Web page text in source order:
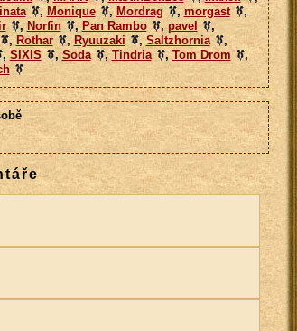
, Monique , Mordrag , morgast
,
, Norfin , Pan Rambo ,pavel
,
, Rothar ,Ryuuzaki ,Saltzhornia
,
, SIXIS , Soda ,Tindria , Tom Drom
,